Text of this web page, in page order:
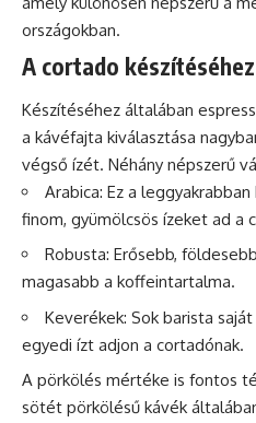
országokban.
A cortado
Készítéséhez általában
a kávéfajta kiválasztása
végső ízét. Néhány népszerű
Arabica: Ez a
finom, gyümölcsös ízeket ad a
Robusta: Erősebb,
magasabb a koffeintartalma.
Keverékek: Sok barista
egyedi ízt adjon a cortadónak.
A pörkölés mértéke is fontos
sötét pörkölésű kávék